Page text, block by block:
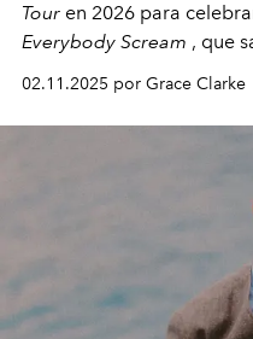
Tour en 2026 para
Everybody Scream , que
fechas en Norteamérica
02.11.2025 por Grace Clarke